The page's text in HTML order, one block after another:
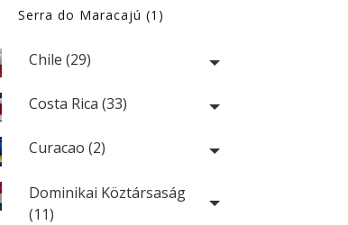
Serra do Maracajú (1)
Chile (29)
Costa Rica (33)
Curacao (2)
Dominikai Köztársaság
(11)